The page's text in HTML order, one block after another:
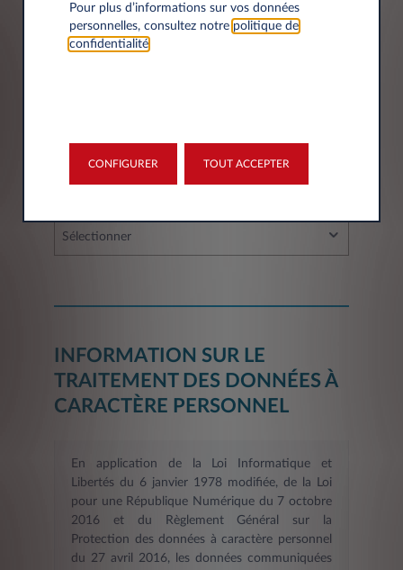
Code postal*
Sélectionner
INFORMATION SUR LE
TRAITEMENT DES DONNÉES À
CARACTÈRE PERSONNEL
En application de la Loi Informatique et
Libertés du 6 janvier 1978 modifiée, de la Loi
pour une République Numérique du 7 octobre
2016 et du Règlement Général sur la
Protection des données à caractère personnel
du 27 avril 2016, les données communiquées
Pour plus d’informations sur vos données
personnelles, consultez notre politique de
confidentialité.
CONFIGURER TOUT ACCEPTER